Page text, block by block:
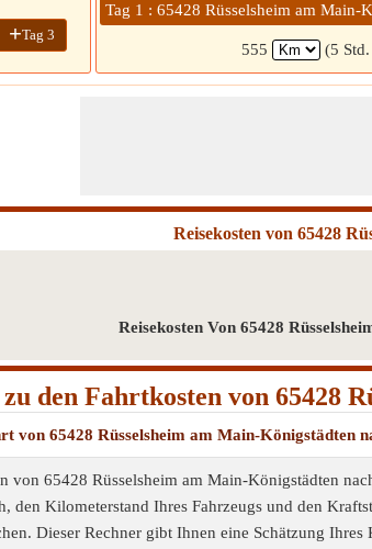
+Tag 3
Tag 1 : 65428 Rüsselsheim am Main-
555 (5
Reisekosten von 65428
Reisekosten Von 65428
den Fahrtkosten von 65428
von 65428 Rüsselsheim am Main-Königstädten
von 65428 Rüsselsheim am Main-Königstädten
den Kilometerstand Ihres Fahrzeugs und den
Dieser Rechner gibt Ihnen eine Schätzung